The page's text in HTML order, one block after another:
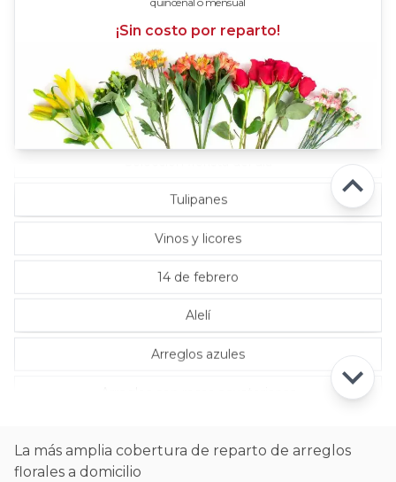
¡Sin costo por reparto!
14 de febrero
Alelí
Arreglos azules
Rosas Fucsia
Rosas Rojas
Rosas Rosadas
Tulipanes
Vinos y licores
La más amplia cobertura de reparto de arreglos
florales a domicilio